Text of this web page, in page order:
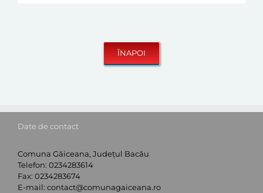
Date de contact
Comuna Găiceana, Județul Bacău
Telefon: 0234283614
Fax: 0234283674
E-mail: contact@comunagaiceana.ro